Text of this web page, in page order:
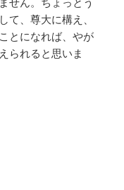
せん。ちょっとう
て、尊大に構え、
とになれば、やが
られると思いま